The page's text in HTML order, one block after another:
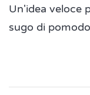
Un'idea veloce
sugo di